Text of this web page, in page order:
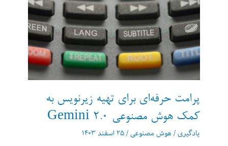
یک
فایل
HTML
پرامت حرفه‌ای برای تهیه زیرنویس به
کمک هوش مصنوعی Gemini 2.0
یادگیری/هوش مصنوعی/۲۵ اسفند ۱۴۰۳